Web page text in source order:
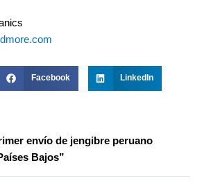
Facebook LinkedIn
envío de jengibre peruano
Bajos”